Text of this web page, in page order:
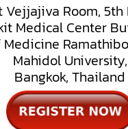
Room, 5th
Medical Center
Medicine
Mahidol University,
Bangkok, Thailand